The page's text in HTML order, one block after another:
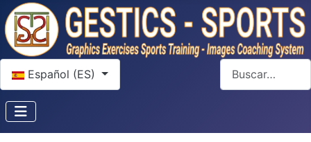
Seleccione su idioma
Español (ES)
Buscar